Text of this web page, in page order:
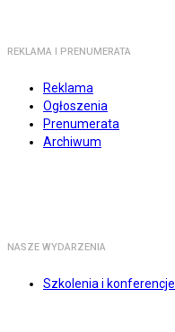
REKLAMA I PRENUMERATA
Reklama
Ogłoszenia
Prenumerata
Archiwum
NASZE WYDARZENIA
Szkolenia i konferencje